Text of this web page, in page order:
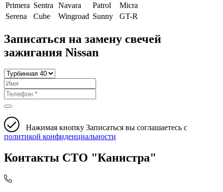
Primera Sentra Navara Patrol
Micra
Serena
Cube Wingroad Sunny GT-R
Записаться на замену свечей
зажигания Nissan
Нажимая кнопку Записаться вы соглашаетесь с
политикой конфиденциальности
Контакты СТО "Канистра"